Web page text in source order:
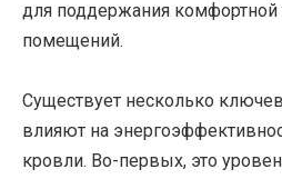
для поддержания комфортной
помещений.
Существует несколько
влияют на
кровли. Во-первых, это